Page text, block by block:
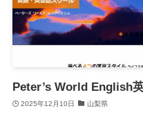
Peter’s World English
2025年12月10日 山梨県